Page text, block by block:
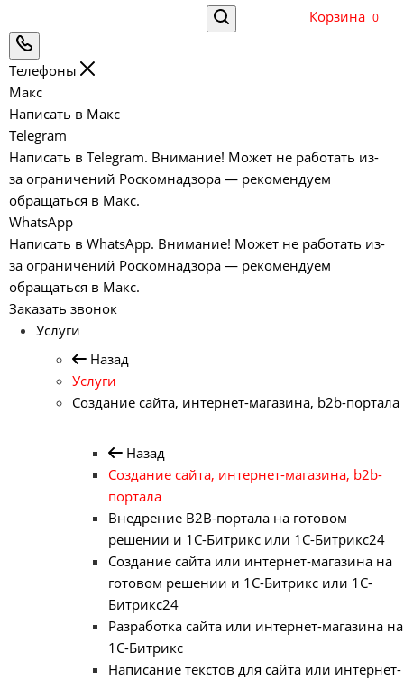
Корзина 0
Телефоны
Макс
Написать в Макс
Telegram
Написать в Telegram. Внимание! Может не работать из-
за ограничений Роскомнадзора — рекомендуем
обращаться в Макс.
WhatsApp
Написать в WhatsApp. Внимание! Может не работать из-
за ограничений Роскомнадзора — рекомендуем
обращаться в Макс.
Заказать звонок
Услуги
Назад
Услуги
Создание сайта, интернет-магазина, b2b-портала
Назад
Создание сайта, интернет-магазина, b2b-
портала
Внедрение B2B-портала на готовом
решении и 1С-Битрикс или 1С-Битрикс24
Создание сайта или интернет-магазина на
готовом решении и 1С-Битрикс или 1С-
Битрикс24
Разработка сайта или интернет-магазина на
1С-Битрикс
Написание текстов для сайта или интернет-